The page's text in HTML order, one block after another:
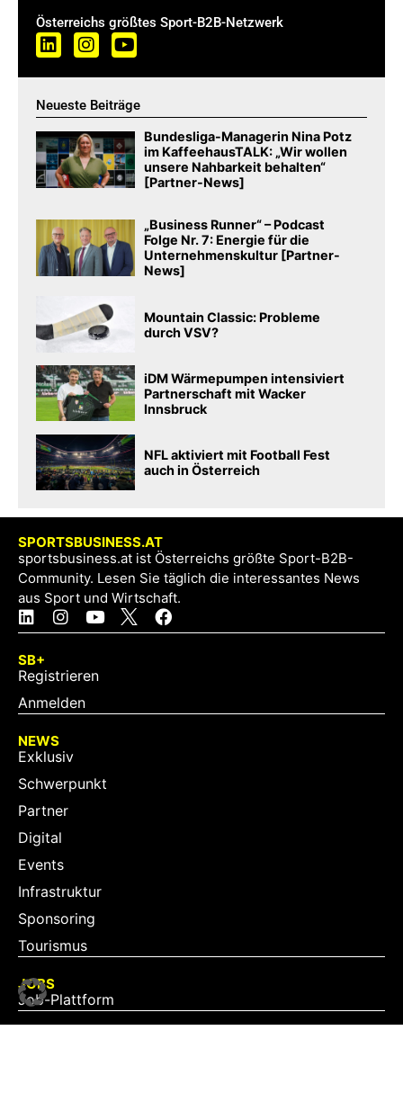
Österreichs größtes Sport-B2B-Netzwerk
Neueste Beiträge
Bundesliga-Managerin Nina Potz
im KaffeehausTALK: „Wir wollen
unsere Nahbarkeit behalten“
[Partner-News]
„Business Runner“ – Podcast
Folge Nr. 7: Energie für die
Unternehmenskultur [Partner-
News]
Mountain Classic: Probleme
durch VSV?
iDM Wärmepumpen intensiviert
Partnerschaft mit Wacker
Innsbruck
NFL aktiviert mit Football Fest
auch in Österreich
SPORTSBUSINESS.AT
sportsbusiness.at ist Österreichs größte Sport-B2B-
Community. Lesen Sie täglich die interessantes News
aus Sport und Wirtschaft.
SB+
Registrieren
Anmelden
NEWS
Exklusiv
Schwerpunkt
Partner
Digital
Events
Infrastruktur
Sponsoring
Tourismus
JOBS
Job-Plattform